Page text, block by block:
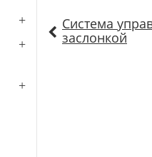
Система
заслонкой